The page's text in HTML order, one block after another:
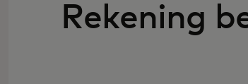
Rekening